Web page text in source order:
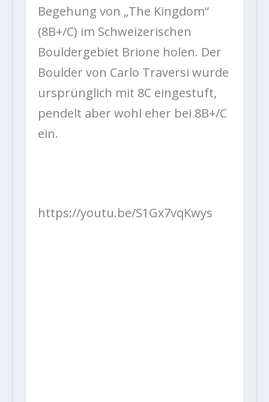
Begehung von „The Kingdom“
(8B+/C) im Schweizerischen
Bouldergebiet Brione holen. Der
Boulder von Carlo Traversi wurde
ursprünglich mit 8C eingestuft,
pendelt aber wohl eher bei 8B+/C
ein.
https://youtu.be/S1Gx7vqKwys